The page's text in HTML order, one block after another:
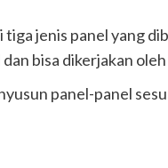
jenis panel yang
bisa dikerjakan
panel-panel